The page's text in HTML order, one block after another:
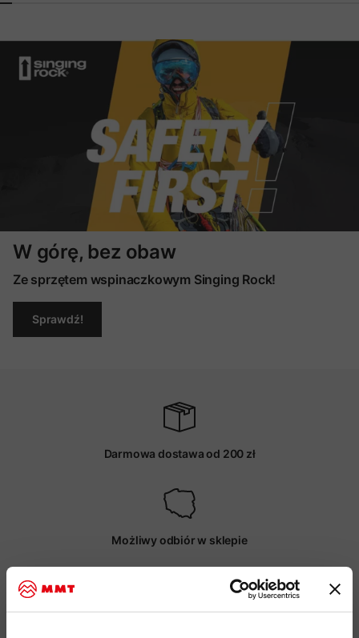
W górę, bez obaw
Ze sprzętem wspinaczkowym Singing Rock!
Sprawdź!
Darmowa dostawa od 200 zł
Możliwy odbiór w sklepie